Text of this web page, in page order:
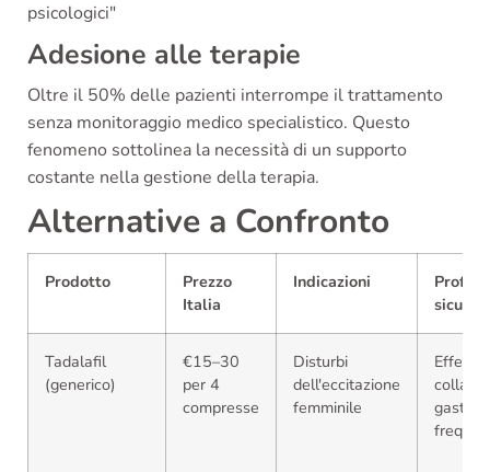
psicologici"
Adesione alle terapie
Oltre il 50% delle pazienti interrompe il trattamento
senza monitoraggio medico specialistico. Questo
fenomeno sottolinea la necessità di un supporto
costante nella gestione della terapia.
Alternative a Confronto
Prodotto
Prezzo
Italia
Indicazioni
Profilo
Tadalafil
(generico)
€15–30
per 4
compresse
Disturbi
dell'eccitazione
femminile
Effetti